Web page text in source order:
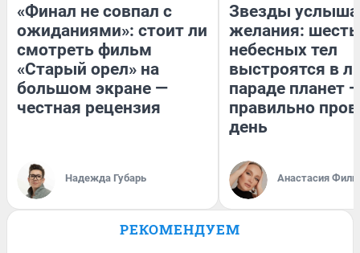
«Финал не совпал с
ожиданиями»: стоит ли
смотреть фильм
«Старый орел» на
большом экране —
честная рецензия
Надежда Губарь
Звезды
желания: шесть
небесных тел
выстроятся в
параде планет
правильно
день
Анастасия
РЕКОМЕНДУЕМ